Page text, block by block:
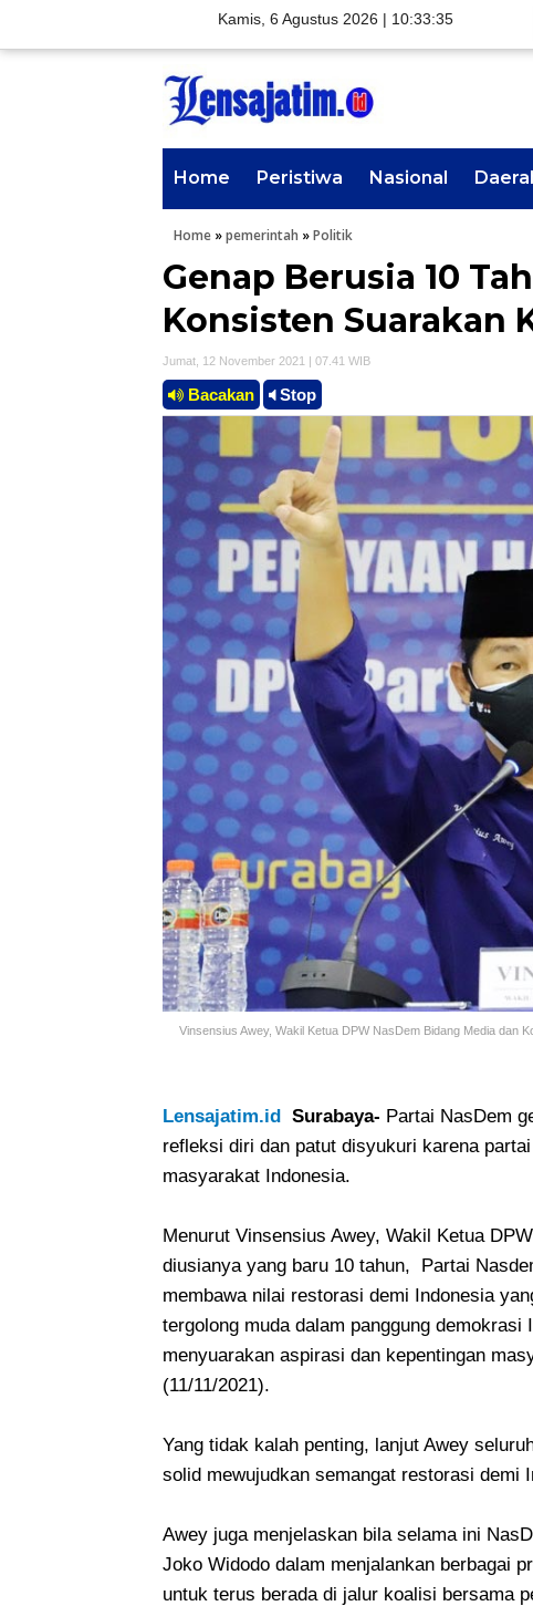
Kamis, 6 Agustus 2026 | 10:33:36
Home Peristiwa Nasional
Home »pemerintah »Politik
Genap Berusia 10
Konsisten Suarakan
Jumat, 12 November 2021 | 07.41 WIB
Bacakan Stop
Vinsensius Awey, Wakil Ketua DPW NasDem Bidang Media dan
Lensajatim.id Surabaya- Partai NasDem
refleksi diri dan patut disyukuri karena
masyarakat Indonesia.
Menurut Vinsensius Awey, Wakil Ketua
diusianya yang baru 10 tahun, Partai
membawa nilai restorasi demi Indonesia
tergolong muda dalam panggung
menyuarakan aspirasi dan kepentingan
(11/11/2021).
Yang tidak kalah penting, lanjut Awey
solid mewujudkan semangat restorasi demi
Awey juga menjelaskan bila selama ini
Joko Widodo dalam menjalankan berbagai
untuk terus berada di jalur koalisi bersama